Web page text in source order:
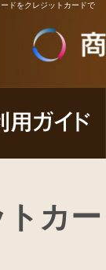
ドをクレジットカードで
カ